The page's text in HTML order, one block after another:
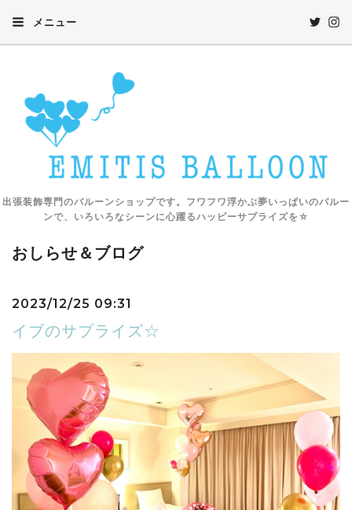
メニュー
出張装飾専門のバルーンショップです。フワフワ浮かぶ夢いっぱいのバルー
ンで、いろいろなシーンに心躍るハッピーサプライズを☆
おしらせ＆ブログ
2023/12/25 09:31
イブのサプライズ☆